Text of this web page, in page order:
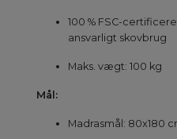
100 % FSC-
ansvarligt skovbrug
Maks. vægt: 100 kg
Mål:
Madrasmål: 80x180